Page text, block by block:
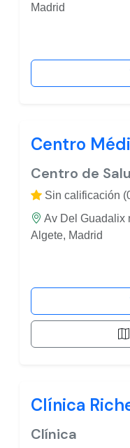
Madrid
Centro
Centro de
Sin calificación
Av Del Guadalix
Algete, Madrid
Clínica
Clínica